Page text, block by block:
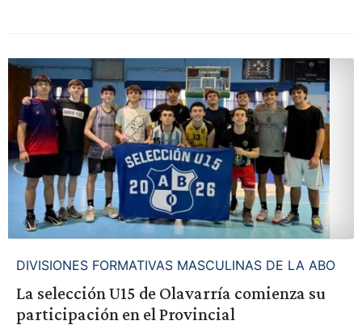
DIVISIONES FORMATIVAS MASCULINAS DE LA ABO
La selección U15 de Olavarría comienza su
participación en el Provincial